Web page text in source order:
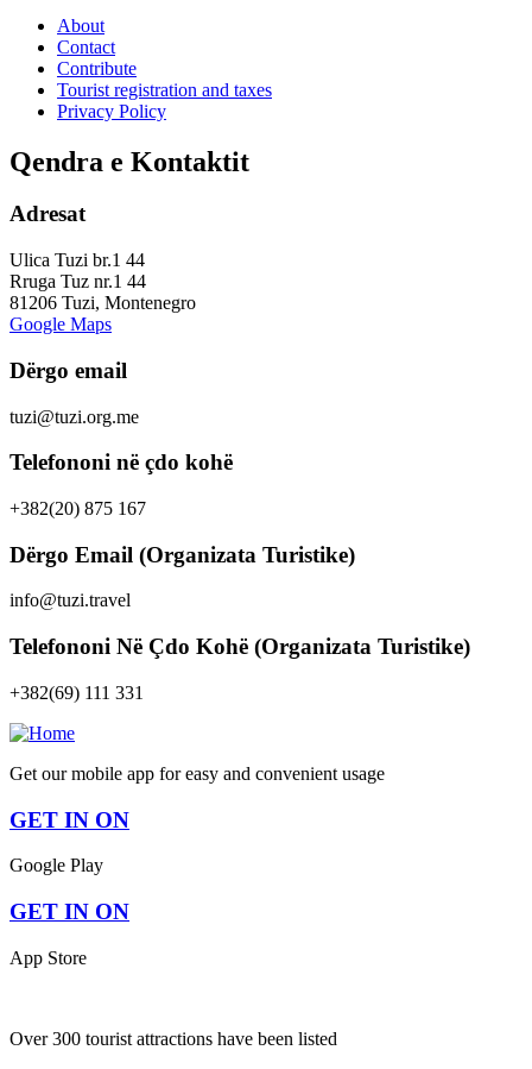
About
Contact
Contribute
Tourist registration and taxes
Privacy Policy
Qendra e Kontaktit
Adresat
Ulica Tuzi br.1 44
Rruga Tuz nr.1 44
81206 Tuzi, Montenegro
Google Maps
Dërgo email
tuzi@tuzi.org.me
Telefononi në çdo kohë
+382(20) 875 167
Dërgo Email (Organizata Turistike)
info@tuzi.travel
Telefononi Në Çdo Kohë (Organizata Turistike)
+382(69) 111 331
Get our mobile app for easy and convenient usage
GET IN ON
Google Play
GET IN ON
App Store
Over 300 tourist attractions have been listed